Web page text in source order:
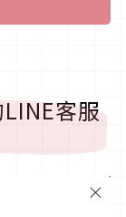
客服